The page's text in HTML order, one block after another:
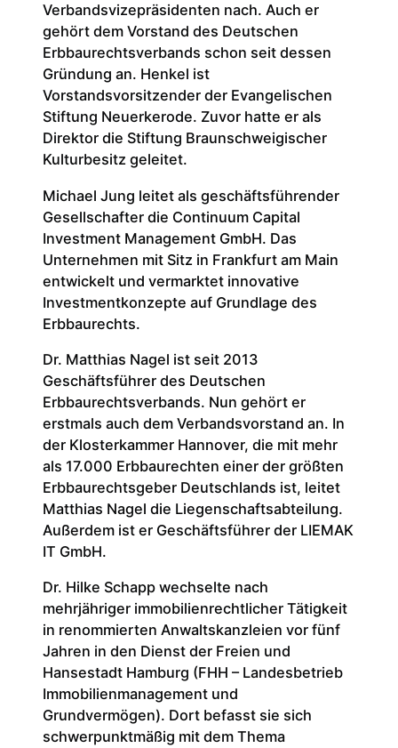
Verbandsvizepräsidenten nach. Auch er
gehört dem Vorstand des Deutschen
Erbbaurechtsverbands schon seit dessen
Gründung an. Henkel ist
Vorstandsvorsitzender der Evangelischen
Stiftung Neuerkerode. Zuvor hatte er als
Direktor die Stiftung Braunschweigischer
Kulturbesitz geleitet.
Michael Jung leitet als geschäftsführender
Gesellschafter die Continuum Capital
Investment Management GmbH. Das
Unternehmen mit Sitz in Frankfurt am Main
entwickelt und vermarktet innovative
Investmentkonzepte auf Grundlage des
Erbbaurechts.
Dr. Matthias Nagel ist seit 2013
Geschäftsführer des Deutschen
Erbbaurechtsverbands. Nun gehört er
erstmals auch dem Verbandsvorstand an. In
der Klosterkammer Hannover, die mit mehr
als 17.000 Erbbaurechten einer der größten
Erbbaurechtsgeber Deutschlands ist, leitet
Matthias Nagel die Liegenschaftsabteilung.
Außerdem ist er Geschäftsführer der LIEMAK
IT GmbH.
Dr. Hilke Schapp wechselte nach
mehrjähriger immobilienrechtlicher Tätigkeit
in renommierten Anwaltskanzleien vor fünf
Jahren in den Dienst der Freien und
Hansestadt Hamburg (FHH – Landesbetrieb
Immobilienmanagement und
Grundvermögen). Dort befasst sie sich
schwerpunktmäßig mit dem Thema